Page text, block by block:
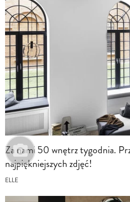
Za nami 50 wnętrz tygodnia.
najpiękniejszych zdjęć!
ELLE